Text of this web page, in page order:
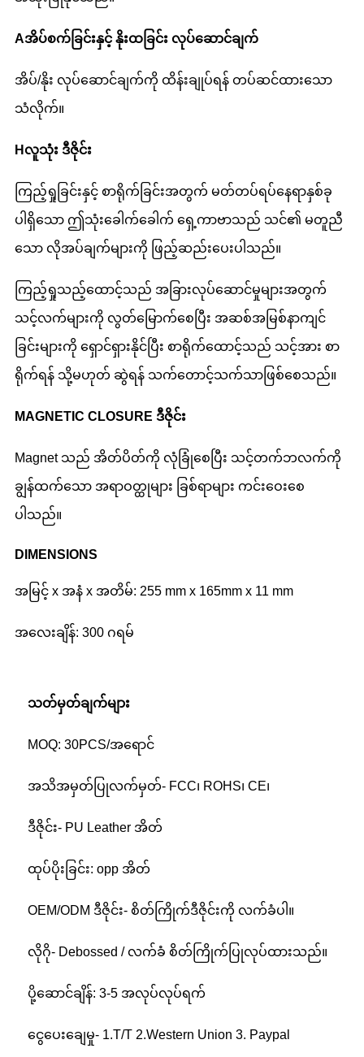
Aအိပ်စက်ခြင်းနှင့် နိုးထခြင်း လုပ်ဆောင်ချက်
အိပ်/နိုး လုပ်ဆောင်ချက်ကို ထိန်းချုပ်ရန် တပ်ဆင်ထားသော
သံလိုက်။
H လူသုံး ဒီဇိုင်း
ကြည့်ရှုခြင်းနှင့် စာရိုက်ခြင်းအတွက် မတ်တပ်ရပ်နေရာနှစ်ခု
ပါရှိသော ဤသုံးခေါက်ခေါက် ရှေ့ကာဗာသည် သင်၏ မတူညီ
သော လိုအပ်ချက်များကို ဖြည့်ဆည်းပေးပါသည်။
ကြည့်ရှုသည့်ထောင့်သည် အခြားလုပ်ဆောင်မှုများအတွက်
သင့်လက်များကို လွတ်မြောက်စေပြီး အဆစ်အမြစ်နာကျင်
ခြင်းများကို ရှောင်ရှားနိုင်ပြီး စာရိုက်ထောင့်သည် သင့်အား စာ
ရိုက်ရန် သို့မဟုတ် ဆွဲရန် သက်တောင့်သက်သာဖြစ်စေသည်။
MAGNETIC CLOSURE ဒီဇိုင်း
Magnet သည် အိတ်ပိတ်ကို လုံခြုံစေပြီး သင့်တက်ဘလက်ကို
ချွန်ထက်သော အရာဝတ္ထုများ ခြစ်ရာများ ကင်းဝေးစေ
ပါသည်။
DIMENSIONS
အမြင့် x အနံ x အတိမ်: 255 mm x 165mm x 11 mm
အလေးချိန်: 300 ဂရမ်
သတ်မှတ်ချက်များ
MOQ: 30PCS/အရောင်
အသိအမှတ်ပြုလက်မှတ်- FCC၊ ROHS၊ CE၊
ဒီဇိုင်း- PU Leather အိတ်
ထုပ်ပိုးခြင်း: opp အိတ်
OEM/ODM ဒီဇိုင်း- စိတ်ကြိုက်ဒီဇိုင်းကို လက်ခံပါ။
လိုဂို- Debossed / လက်ခံ စိတ်ကြိုက်ပြုလုပ်ထားသည်။
ပို့ဆောင်ချိန်: 3-5 အလုပ်လုပ်ရက်
ငွေပေးချေမှု- 1.T/T 2.Western Union 3. Paypal